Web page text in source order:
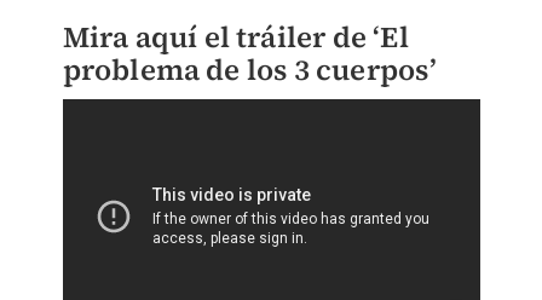
Mira aquí el tráiler de ‘El
problema de los 3 cuerpos’